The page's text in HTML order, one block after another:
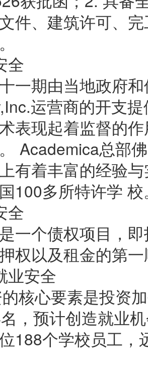
件、建筑许可、
全
一期由当地政府
运营商的开支
表现起着监督的
Academica总部
有着丰富的经验
100多所特许学 校
全
一个债权项目，
权以及租金的第
业安全
核心要素是投资
，预计创造就业
188个学校员工，